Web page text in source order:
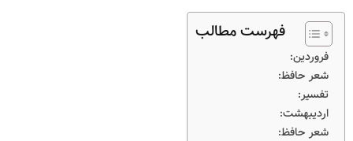
فهرست مطالب
فروردین:
شعر حافظ:
تفسیر:
اردیبهشت:
شعر حافظ: